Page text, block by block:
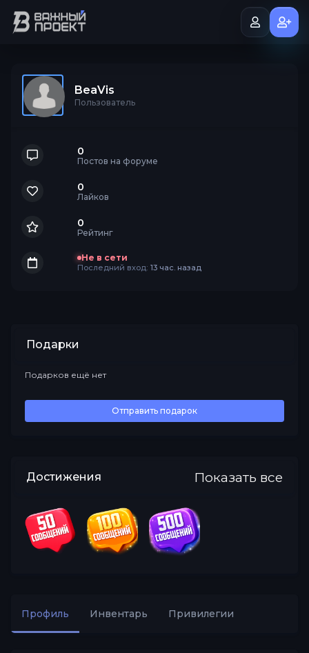
BeaVis
Пользователь
0
Постов на форуме
0
Лайков
0
Рейтинг
Не в сети
Последний вход: 13 час. назад
Подарки
Все
Подарков ещё нет
Отправить подарок
Достижения Показать все
Профиль Инвентарь Привилегии